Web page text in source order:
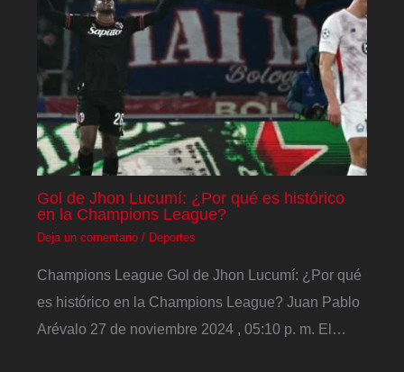
Gol de Jhon Lucumí: ¿Por qué es histórico
en la Champions League?
Deja un comentario / Deportes
Champions League Gol de Jhon Lucumí: ¿Por qué
es histórico en la Champions League? Juan Pablo
Arévalo 27 de noviembre 2024 , 05:10 p. m. El…